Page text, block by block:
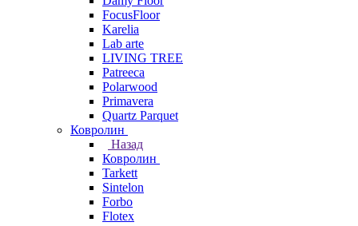
FocusFloor
Karelia
Lab arte
LIVING TREE
Patreeca
Polarwood
Primavera
Quartz Parquet
Ковролин
Назад
Ковролин
Tarkett
Sintelon
Forbo
Flotex